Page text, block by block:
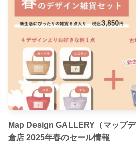
Map Design GALLERY（マップ
倉店 2025年春のセール情報